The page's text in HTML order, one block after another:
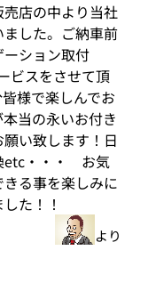
店の中より当社
した。ご納車前
ション取付
ビスをさせて頂
様で楽しんでお
当の永いお付き
い致します！日
etc・・・ お気
る事を楽しみに
した！！
より